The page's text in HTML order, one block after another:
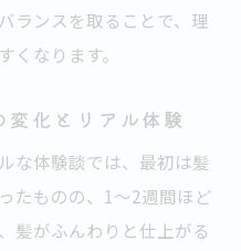
ランスを取ることで、理
くなります。
化とリアル体験
な体験談では、最初は髪
たものの、1～2週間ほど
髪がふんわりと仕上がる